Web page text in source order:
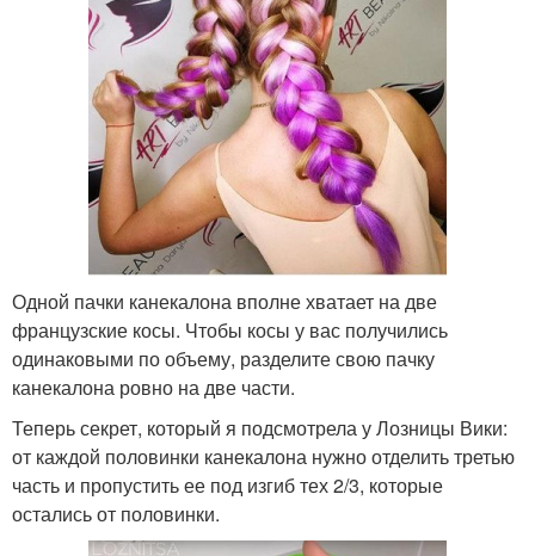
Одной пачки канекалона вполне хватает на две
французские косы. Чтобы косы у вас получились
одинаковыми по объему, разделите свою пачку
канекалона ровно на две части.
Теперь секрет, который я подсмотрела у Лозницы Вики:
от каждой половинки канекалона нужно отделить третью
часть и пропустить ее под изгиб тех 2/3, которые
остались от половинки.